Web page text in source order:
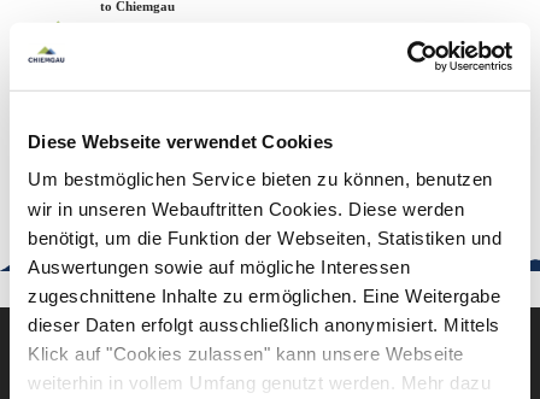
Diese Webseite verwendet Cookies
Um bestmöglichen Service bieten zu können, benutzen
wir in unseren Webauftritten Cookies. Diese werden
benötigt, um die Funktion der Webseiten, Statistiken und
Auswertungen sowie auf mögliche Interessen
zugeschnittene Inhalte zu ermöglichen. Eine Weitergabe
dieser Daten erfolgt ausschließlich anonymisiert. Mittels
Klick auf "Cookies zulassen" kann unsere Webseite
weiterhin in vollem Umfang genutzt werden. Mehr dazu
Back to the home page
Welcome to Chiemgau
urlaub@chiemgau.bayern
+49 (861) 988 231-20
Good to know
Deutsch English